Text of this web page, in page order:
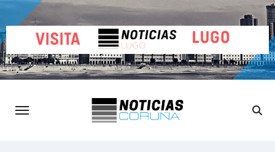
al
contenido